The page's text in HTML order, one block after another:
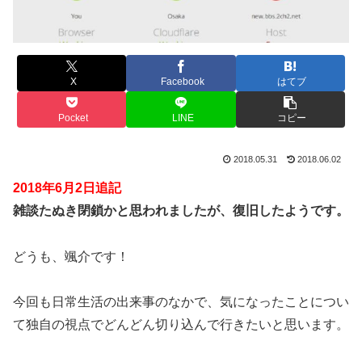
X Facebook はてブ
Pocket LINE コピー
2018.05.31 2018.06.02
2018年6月2日追記
雑談たぬき閉鎖かと思われましたが、復旧したようです。
どうも、颯介です！
今回も日常生活の出来事のなかで、気になったことについ
て独自の視点でどんどん切り込んで行きたいと思います。